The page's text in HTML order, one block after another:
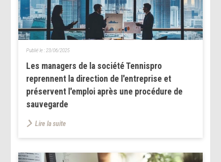
Les managers de la société Tennispro
reprennent la direction de l'entreprise et
préservent l'emploi après une procédure de
sauvegarde
Publié le : 23/06/2025
Lire la suite